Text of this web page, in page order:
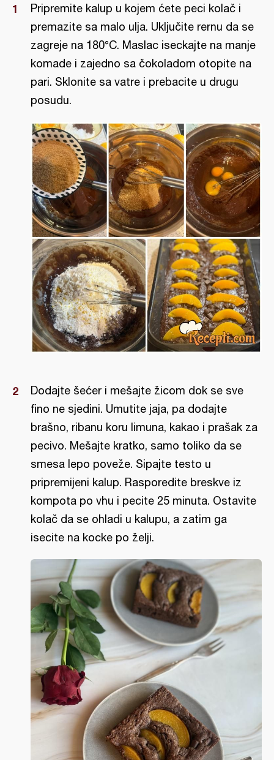
Pripremite kalup u kojem ćete peci kolač i
premazite sa malo ulja. Uključite rernu da se
zagreje na 180°C. Maslac iseckajte na manje
komade i zajedno sa čokoladom otopite na
pari. Sklonite sa vatre i prebacite u drugu
posudu.
Dodajte šećer i mešajte žicom dok se sve
fino ne sjedini. Umutite jaja, pa dodajte
brašno, ribanu koru limuna, kakao i prašak za
pecivo. Mešajte kratko, samo toliko da se
smesa lepo poveže. Sipajte testo u
pripremijeni kalup. Rasporedite breskve iz
kompota po vhu i pecite 25 minuta. Ostavite
kolač da se ohladi u kalupu, a zatim ga
isecite na kocke po želji.